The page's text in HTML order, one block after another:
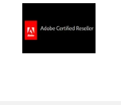
камня, кирпича или